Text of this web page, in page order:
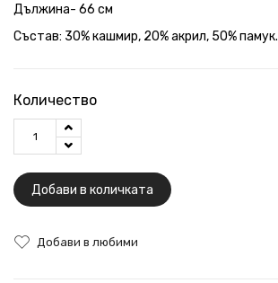
Дължина- 66 см
Състав: 30% кашмир, 20% акрил, 50% памук.
Количество
Добави в количката
Добави в любими